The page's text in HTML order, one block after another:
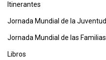
Itinerantes
Jornada Mundial de la Juventud
Jornada Mundial de las Familias
Libros